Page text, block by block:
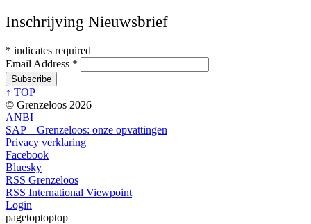
Inschrijving Nieuwsbrief
* indicates required
Email Address *
↑ TOP
© Grenzeloos 2026
ANBI
SAP – Grenzeloos: onze opvattingen
Privacy verklaring
Facebook
Bluesky
RSS Grenzeloos
RSS International Viewpoint
Login
pagetoptoptop